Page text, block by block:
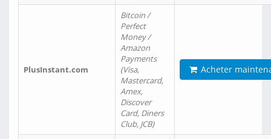
PlusInstant.com
Bitcoin /
Perfect
Money /
Amazon
Payments
(Visa,
Mastercard,
Amex,
Discover
Card, Diners
Club, JCB)
Acheter